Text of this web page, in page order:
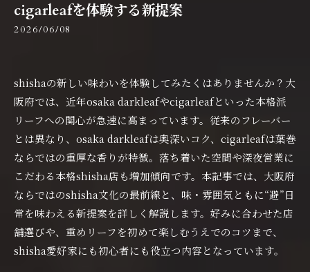
cigarleafを体験する新提案
2026/06/08
shishaの新しい味わいを体験してみたくはありませんか？大
阪府では、近年osaka darkleafやcigarleafといった本格派
リーフへの関心が急速に高まっています。従来のフレーバー
とは異なり、osaka darkleafは奥深いコク、cigarleafは葉巻
ならではの重厚な香りが特徴。落ち着いた空間や深夜営業に
こだわる本格shisha店も増加傾向です。本記事では、大阪府
ならではのshisha文化の最前線と、味・雰囲気ともに“避”日
常を味わえる新提案を詳しく解説します。好みに合わせた店
舗選びや、重めリーフを初めて楽しむうえでのコツまで、
shisha愛好家にも初心者にも役立つ内容となっています。